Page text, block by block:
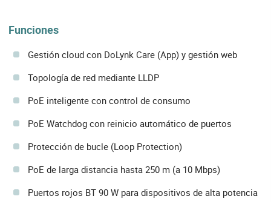
Funciones
Gestión cloud con DoLynk Care (App) y gestión web
Topología de red mediante LLDP
PoE inteligente con control de consumo
PoE Watchdog con reinicio automático de puertos
Protección de bucle (Loop Protection)
PoE de larga distancia hasta 250 m (a 10 Mbps)
Puertos rojos BT 90 W para dispositivos de alta potencia